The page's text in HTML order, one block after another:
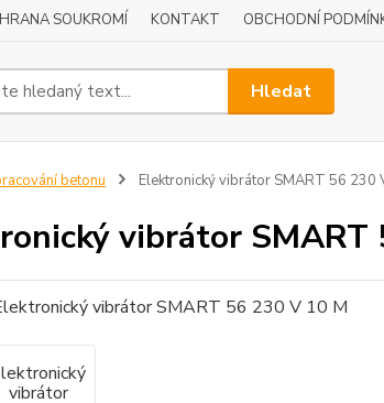
SOUKROMÍ KONTAKT OBCHODNÍ
Hledat
betonu Elektronický vibrátor SMART 56 230
vibrátor SMART